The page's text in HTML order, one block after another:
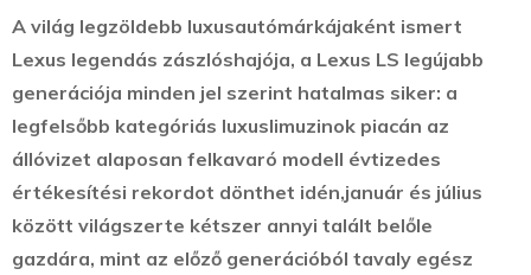
A világ legzöldebb luxusautómárkájaként ismert
Lexus legendás zászlóshajója, a Lexus LS legújabb
generációja minden jel szerint hatalmas siker: a
legfelsőbb kategóriás luxuslimuzinok piacán az
állóvizet alaposan felkavaró modell évtizedes
értékesítési rekordot dönthet idén,január és július
között világszerte kétszer annyi talált belőle
gazdára, mint az előző generációból tavaly egész